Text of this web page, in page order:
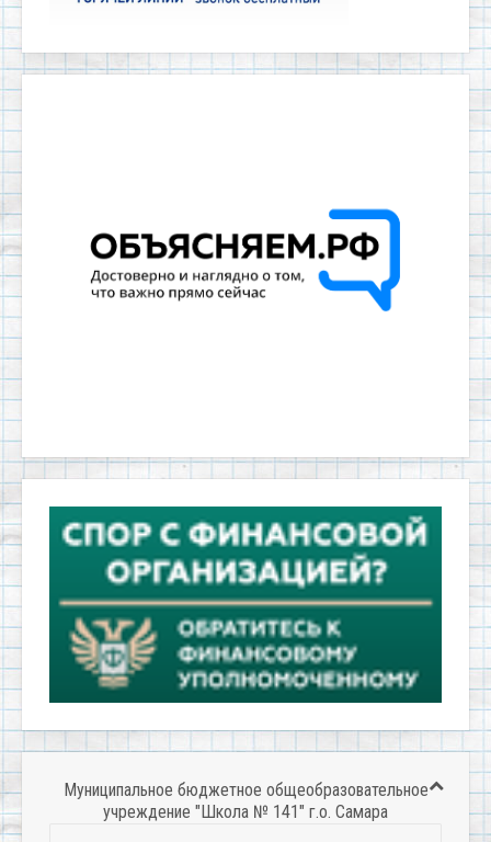
Муниципальное бюджетное общеобразовательное
учреждение "Школа № 141" г.о. Самара